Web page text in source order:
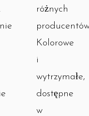
różnych
Kolorowe
i
wytrzymałe,
dostępne
w